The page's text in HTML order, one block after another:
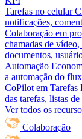
Tarefas no celular
notificações,
Colaboração em
chamadas de
documentos,
Automação
a automação do
CoPilot em Tarefas
das tarefas, listas
Ver todos os
Colaboração